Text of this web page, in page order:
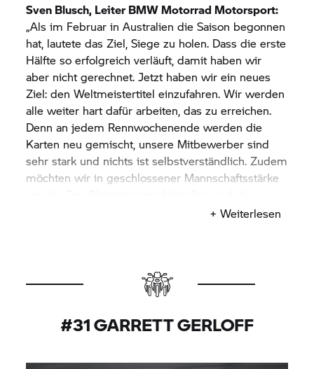
Sven Blusch, LeiterBMW Motorrad Motorsport:
„Als im Februar in Australien die Saison begonnen
hat, lautete das Ziel, Siege zu holen. Dass die erste
Hälfte so erfolgreich verläuft, damit haben wir
aber nicht gerechnet. Jetzt haben wir ein neues
Ziel: den Weltmeistertitel einzufahren. Wir werden
alle weiter hart dafür arbeiten, das zu erreichen.
Denn an jedem Rennwochenende werden die
Karten neu gemischt, unsere Mitbewerber sind
sehr stark und nichts ist selbstverständlich. Zudem
möchten wir in geschlossener Mannschaftsstärke
letzten Rennen haben gezeigt, dass unsere Fahrer,
+ Weiterlesen
#31 GARRETT GERLOFF